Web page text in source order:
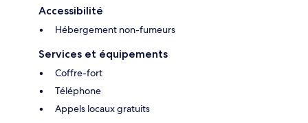
Accessibilité
Hébergement non-fumeurs
Services et équipements
Coffre-fort
Téléphone
Appels locaux gratuits